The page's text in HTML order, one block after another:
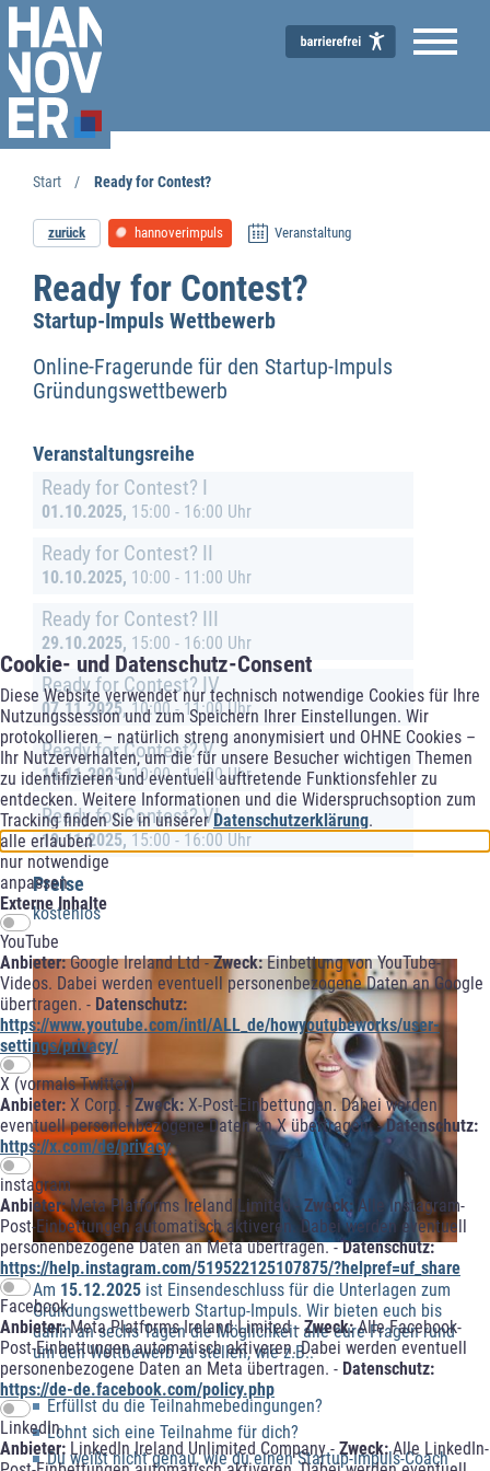
Cookie- und Datenschutz-Consent
Diese Website verwendet nur technisch notwendige Cookies für Ihre
Nutzungssession und zum Speichern Ihrer Einstellungen. Wir
protokollieren – natürlich streng anonymisiert und OHNE Cookies –
Ihr Nutzerverhalten, um die für unsere Besucher wichtigen Themen
zu identifizieren und eventuell auftretende Funktionsfehler zu
entdecken. Weitere Informationen und die Widerspruchsoption zum
Tracking finden Sie in unsererDatenschutzerklärung.
alle erlauben
nur notwendige
anpassen
Externe Inhalte
YouTube
Anbieter:Google Ireland Ltd -Zweck:Einbettung von YouTube-
Videos. Dabei werden eventuell personenbezogene Daten an Google
übertragen. - Datenschutz:
https://www.youtube.com/intl/ALL_de/howyoutubeworks/user-
settings/privacy/
X (vormals Twitter)
Anbieter: X Corp. -Zweck: X-Post-Einbettungen. Dabei werden
eventuell personenbezogene Daten an X übertragen. -Datenschutz:
https://x.com/de/privacy
instagram
Anbieter:Meta Platforms Ireland Limited -Zweck: Alle Instagram-
Post-Einbettungen automatisch aktiveren. Dabei werden eventuell
personenbezogene Daten an Meta übertragen. -Datenschutz:
https://help.instagram.com/519522125107875/?helpref=uf_share
Facebook
Anbieter:Meta Platforms Ireland Limited - Zweck:Alle Facebook-
Post-Einbettungen automatisch aktiveren. Dabei werden eventuell
personenbezogene Daten an Meta übertragen. - Datenschutz:
https://de-de.facebook.com/policy.php
LinkedIn
Anbieter: LinkedIn Ireland Unlimited Company - Zweck:Alle LinkedIn-
Start Ready for Contest?
zurück hannoverimpuls Veranstaltung
Ready for Contest?
Startup-Impuls Wettbewerb
Online-Fragerunde für den Startup-Impuls
Gründungswettbewerb
Veranstaltungsreihe
Ready for Contest? I
01.10.2025, 15:00 - 16:00 Uhr
Ready for Contest? II
10.10.2025, 10:00 - 11:00 Uhr
Ready for Contest? III
29.10.2025, 15:00 - 16:00 Uhr
Ready for Contest? IV
07.11.2025,10:00 - 11:00 Uhr
Ready for Contest? V
14.11.2025,10:00 - 11:00 Uhr
Ready for Contest? VI
19.11.2025, 15:00 - 16:00 Uhr
Preise
kostenlos
Am 15.12.2025 ist Einsendeschluss für die Unterlagen zum
Gründungswettbewerb Startup-Impuls. Wir bieten euch bis
dahin an sechs Tagen die Möglichkeit alle eure Fragen rund
um den Wettbewerb zu stellen, wie z.B.:
Erfüllst du die Teilnahmebedingungen?
Lohnt sich eine Teilnahme für dich?
Du weißt nicht genau, wie du einen Startup-Impuls-Coach